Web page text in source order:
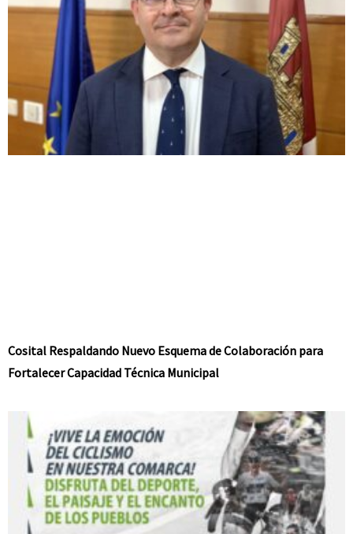
Cosital Respaldando Nuevo Esquema de Colaboración para
Fortalecer Capacidad Técnica Municipal